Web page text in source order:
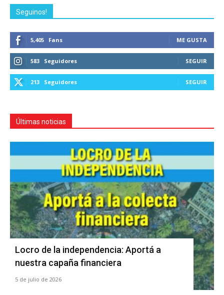
Seguinos!
5,405 Fans ME GUSTA
583 Seguidores SEGUIR
213 Seguidores SEGUIR
Últimas noticias
Locro de la independencia: Aportá a
nuestra capaña financiera
5 de julio de 2026